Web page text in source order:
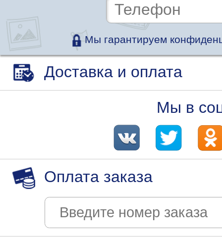
Мы гарантируем
Доставка и оплата
Мы в
Оплата заказа